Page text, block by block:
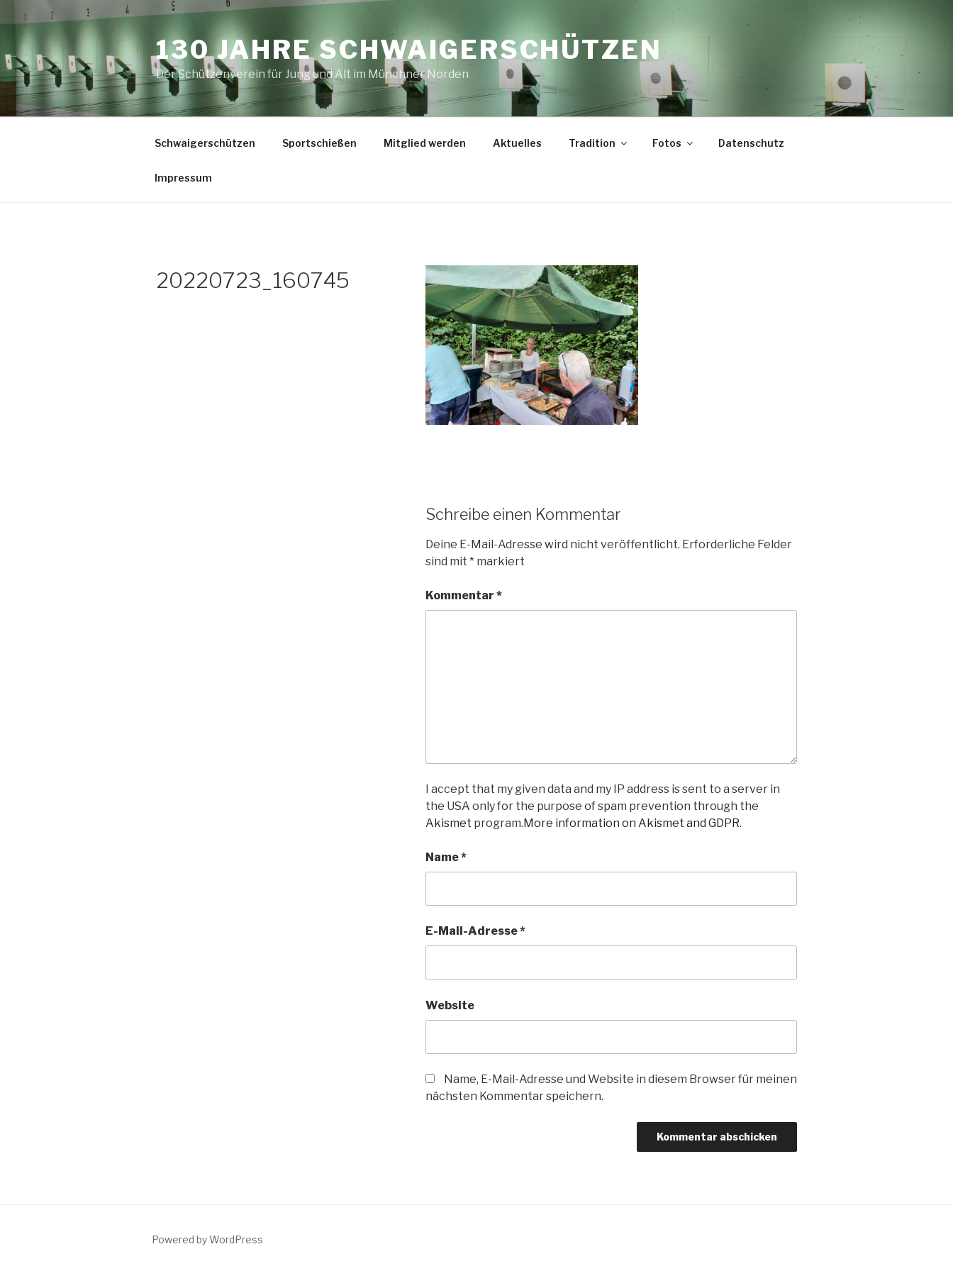
Inhalt
springen
130 JAHRE SCHWAIGERSCHÜTZEN
Der Schützenverein für Jung und Alt im Münchner Norden
Schwaigerschützen Sportschießen Mitglied werden Aktuelles Tradition Fotos Datenschutz
Impressum
20220723_160745
Schreibe einen Kommentar
Deine E-Mail-Adresse wird nicht veröffentlicht. Erforderliche Felder
sind mit * markiert
Kommentar *
I accept that my given data and my IP address is sent to a server in
the USA only for the purpose of spam prevention through the
Akismet program.More information on Akismet and GDPR.
Name*
E-Mail-Adresse*
Website
Name, E-Mail-Adresse und Website in diesem Browser für meinen
nächsten Kommentar speichern.
Powered by WordPress